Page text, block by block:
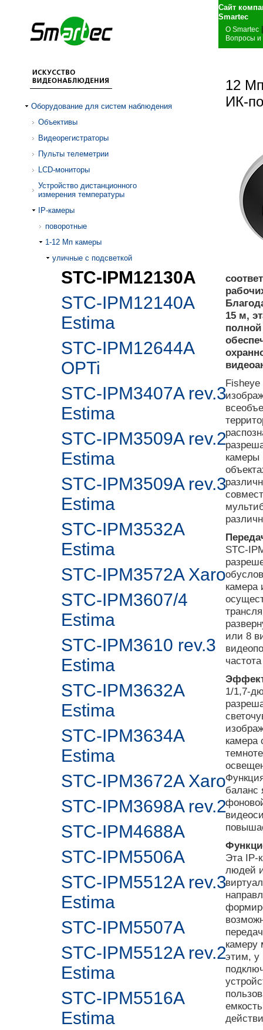
Сайт
О Smartec
Вопросы и
Оборудование для систем наблюдения
Объективы
Видеорегистраторы
Пульты телеметрии
LCD-мониторы
Устройство дистанционного
измерения температуры
IP-камеры
поворотные
1-12 Mп камеры
уличные с подсветкой
STC-IPM12130A
STC-IPM12140A
Estima
STC-IPM12644A
OPTi
STC-IPM3407A rev.3
Estima
STC-IPM3509A rev.2
Estima
STC-IPM3509A rev.3
Estima
STC-IPM3532A
Estima
STC-IPM3572A Xaro
STC-IPM3607/4
Estima
STC-IPM3610 rev.3
Estima
STC-IPM3632A
Estima
STC-IPM3634A
Estima
STC-IPM3672A Xaro
STC-IPM3698A rev.2
STC-IPM4688A
STC-IPM5506A
STC-IPM5512A rev.3
Estima
STC-IPM5507A
STC-IPM5512A rev.2
Estima
STC-IPM5516A
Estima
12
ИК-
15 м,
камеры
STC-
камера
или 8
1/1,7-
камера
баланс
Эта IP-
людей
камеру
этим, у